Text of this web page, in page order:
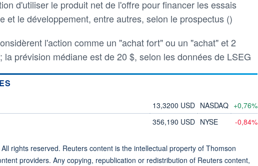
d'utiliser le produit net de l'offre pour financer les essais
et le développement, entre autres, selon le prospectus ()
l'action comme un "achat fort" ou un "achat" et 2
la prévision médiane est de 20 $, selon les données de LSEG
13,3200 USD NASDAQ +0,76%
356,190 USD NYSE -0,84%
rights reserved. Reuters content is the intellectual property of Thomson
providers. Any copying, republication or redistribution of Reuters content,